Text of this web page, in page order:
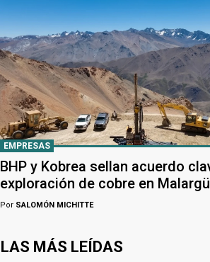
EMPRESAS
BHP y Kobrea sellan acuerdo
exploración de cobre en
Por SALOMÓN MICHITTE
LAS MÁS LEÍDAS